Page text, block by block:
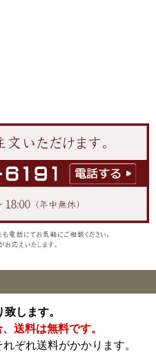
します。
送料は無料です。
ぞれ送料がかかります。